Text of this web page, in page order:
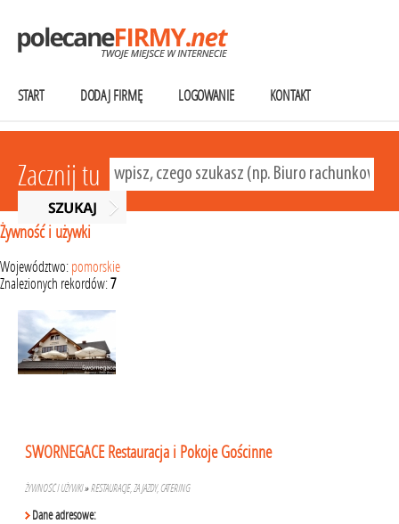
START DODAJ FIRMĘ LOGOWANIE KONTAKT
Zacznij tu
Żywność i używki
Województwo: pomorskie
Znalezionych rekordów:7
SWORNEGACE Restauracja i Pokoje Gościnne
ŻYWNOŚĆ I UŻYWKI»RESTAURACJE, ZAJAZDY, CATERING
Dane adresowe: